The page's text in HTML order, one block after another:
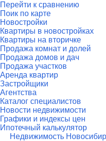
Перейти к сравнению
Поик по карте
Новостройки
Квартиры в новостройках
Квартиры на вторичке
Продажа комнат и долей
Продажа домов и дач
Продажа участков
Аренда квартир
Застройщики
Агентства
Каталог специалистов
Новости недвижимости
Графики и индексы цен
Ипотечный калькулятор
Недвижимость